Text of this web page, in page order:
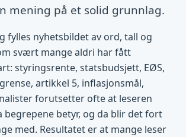
mening på et solid grunnlag.
fylles nyhetsbildet av ord, tall og
svært mange aldri har fått
styringsrente, statsbudsjett, EØS,
artikkel 5, inflasjonsmål,
forutsetter ofte at leseren
begrepene betyr, og da blir det fort
med. Resultatet er at mange leser